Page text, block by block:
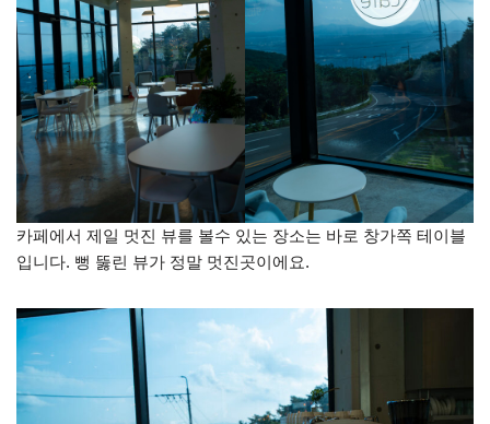
카페에서 제일 멋진 뷰를 볼수 있는 장소는 바로 창가쪽 테이블
입니다. 뻥 뚫린 뷰가 정말 멋진곳이에요.